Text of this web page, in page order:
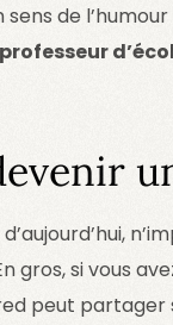
de
professeur
si vous
peut partager